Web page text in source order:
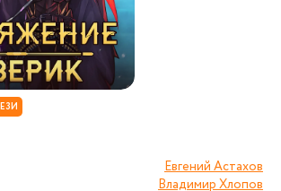
Евгений Астахов
Владимир Хлопов